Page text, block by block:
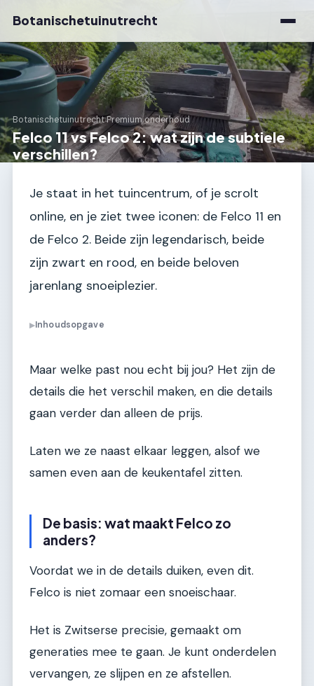
Botanischetuinutrecht
Botanischetuinutrecht›Premium onderhoud
Felco 11 vs Felco 2: wat zijn de subtiele
verschillen?
Je staat in het tuincentrum, of je scrolt
online, en je ziet twee iconen: de Felco 11 en
de Felco 2. Beide zijn legendarisch, beide
zijn zwart en rood, en beide beloven
jarenlang snoeiplezier.
▶Inhoudsopgave
Maar welke past nou echt bij jou? Het zijn de
details die het verschil maken, en die details
gaan verder dan alleen de prijs.
Laten we ze naast elkaar leggen, alsof we
samen even aan de keukentafel zitten.
De basis: wat maakt Felco zo
anders?
Voordat we in de details duiken, even dit.
Felco is niet zomaar een snoeischaar.
Het is Zwitserse precisie, gemaakt om
generaties mee te gaan. Je kunt onderdelen
vervangen, ze slijpen en ze afstellen.